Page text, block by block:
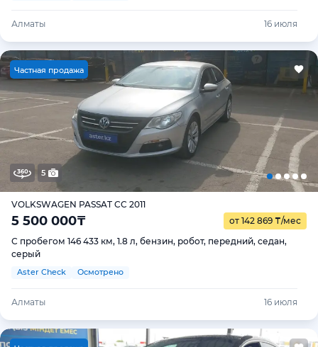
Алматы 16 июля
Частная продажа
5
VOLKSWAGEN PASSAT CC 2011
5 500 000₸ от 142 869 ₸/мес
С пробегом 146 433 км, 1.8 л, бензин, робот, передний, седан,
серый
Aster Check Осмотрено
Алматы 16 июля